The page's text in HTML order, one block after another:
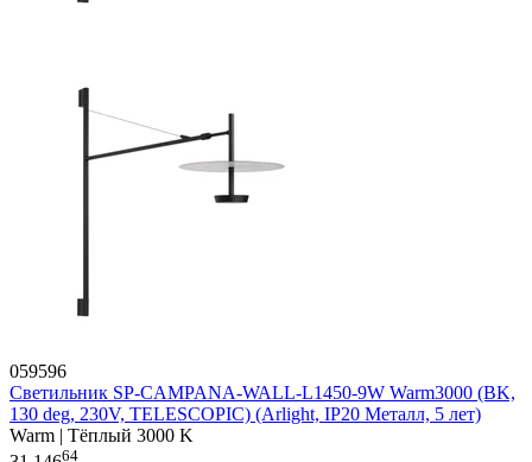
059596
Светильник SP-CAMPANA-WALL-L1450-9W Warm3000 (BK,
130 deg, 230V, TELESCOPIC) (Arlight, IP20 Металл, 5 лет)
Warm | Тёплый 3000 K
64